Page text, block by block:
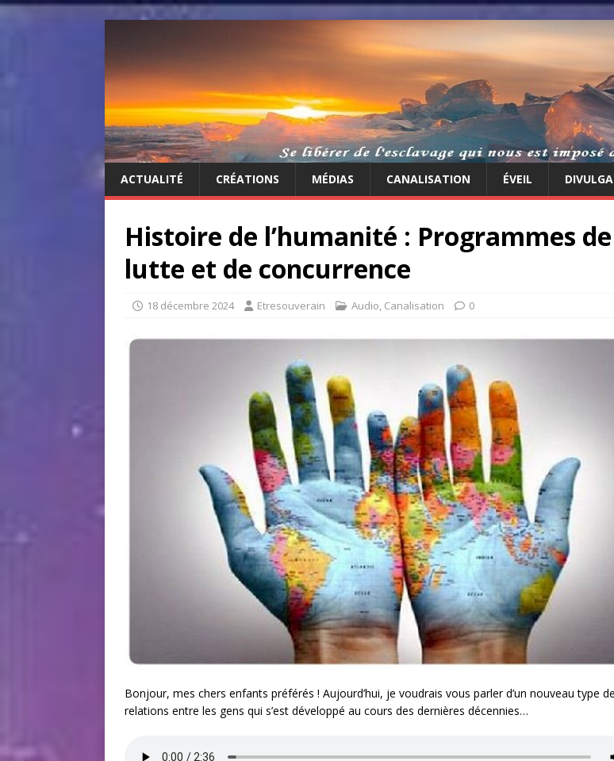
ACTUALITÉ CRÉATIONS MÉDIAS CANALISATION ÉVEIL
Histoire de l’humanité : Programmes de
lutte et de concurrence
18 décembre 2024 Etresouverain Audio, Canalisation 0
Bonjour, mes chers enfants préférés ! Aujourd’hui, je voudrais vous parler d’un nouveau type de
relations entre les gens qui s’est développé au cours des dernières décennies…